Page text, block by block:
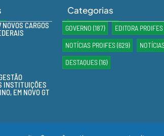
CARGOS
INSTITUIÇÕES
EM NOVO GT
Categorias
GOVERNO (187) EDITORA PROIFES
NOTÍCIAS PROIFES(629)
DESTAQUES(16)